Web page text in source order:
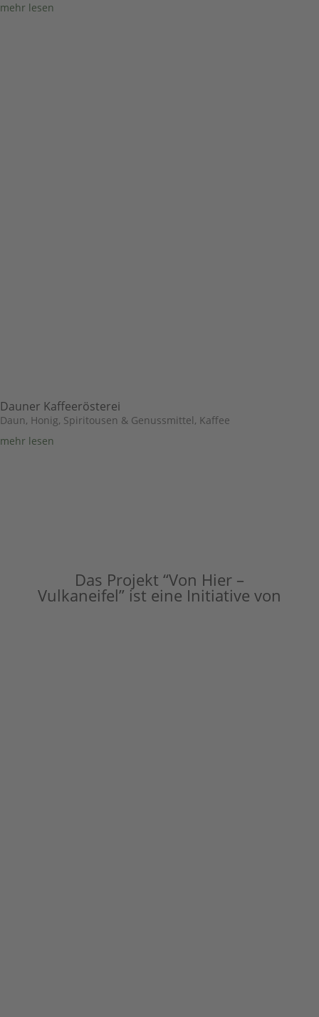
mehr lesen
Dauner Kaffeerösterei
Daun, Honig, Spiritousen & Genussmittel, Kaffee
mehr lesen
Das Projekt “Von Hier –
Vulkaneifel” ist eine Initiative von